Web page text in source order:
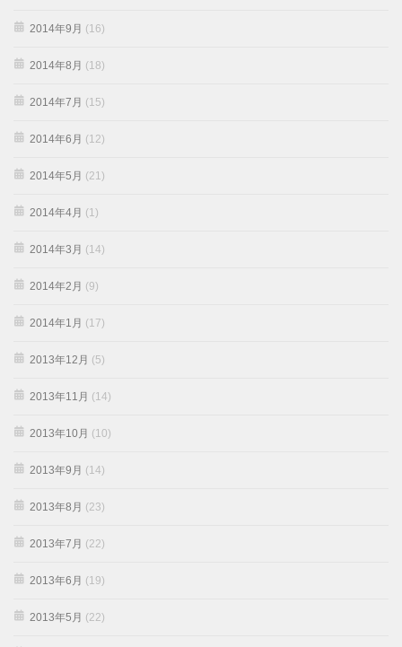
2014年9月 (16)
2014年8月 (18)
2014年7月 (15)
2014年6月 (12)
2014年5月 (21)
2014年4月 (1)
2014年3月 (14)
2014年2月 (9)
2014年1月 (17)
2013年12月 (5)
2013年11月 (14)
2013年10月 (10)
2013年9月 (14)
2013年8月 (23)
2013年7月 (22)
2013年6月 (19)
2013年5月 (22)